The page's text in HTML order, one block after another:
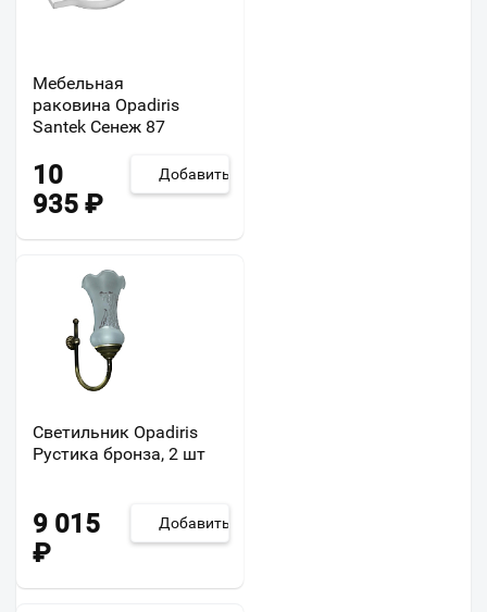
Мебельная
раковина Opadiris
Santek Сенеж 87
10
935 ₽
Добавить
Светильник Opadiris
Рустика бронза, 2 шт
9 015
₽
Добавить